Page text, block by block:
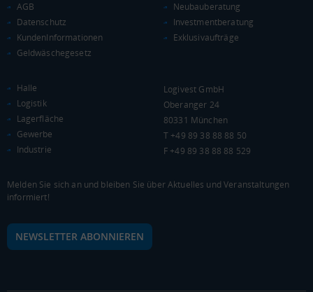
AGB
Datenschutz
KundenInformationen
Geldwäschegesetz
Neubauberatung
Investmentberatung
Exklusivaufträge
Halle
Logistik
Lagerfläche
Gewerbe
Industrie
Logivest GmbH
Oberanger 24
80331 München
T +49 89 38 88 88 50
F +49 89 38 88 88 529
Melden Sie sich an und bleiben Sie über Aktuelles und Veranstaltungen
informiert!
NEWSLETTER ABONNIEREN